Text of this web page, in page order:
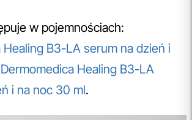
w pojemnościach:
Healing B3-LA serum na dzień i
Dermomedica Healing B3-LA
i na noc 30 ml.